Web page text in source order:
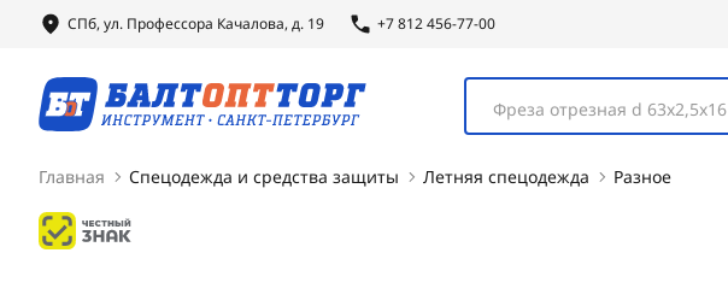
СПб, ул. Профессора Качалова, д. 19 +7 812 456-77-00
Фреза отрезная d 63х2,5х16
Главная Спецодежда и средства защиты Летняя спецодежда Разное